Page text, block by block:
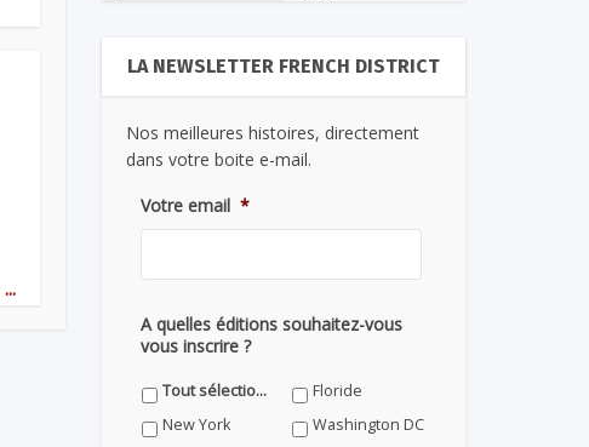
...
LA NEWSLETTER FRENCH DISTRICT
Nos meilleures histoires, directement
dans votre boite e-mail.
Votre email *
A quelles éditions souhaitez-vous
vous inscrire ?
Tout sélectionner
Floride
New York
Washington DC